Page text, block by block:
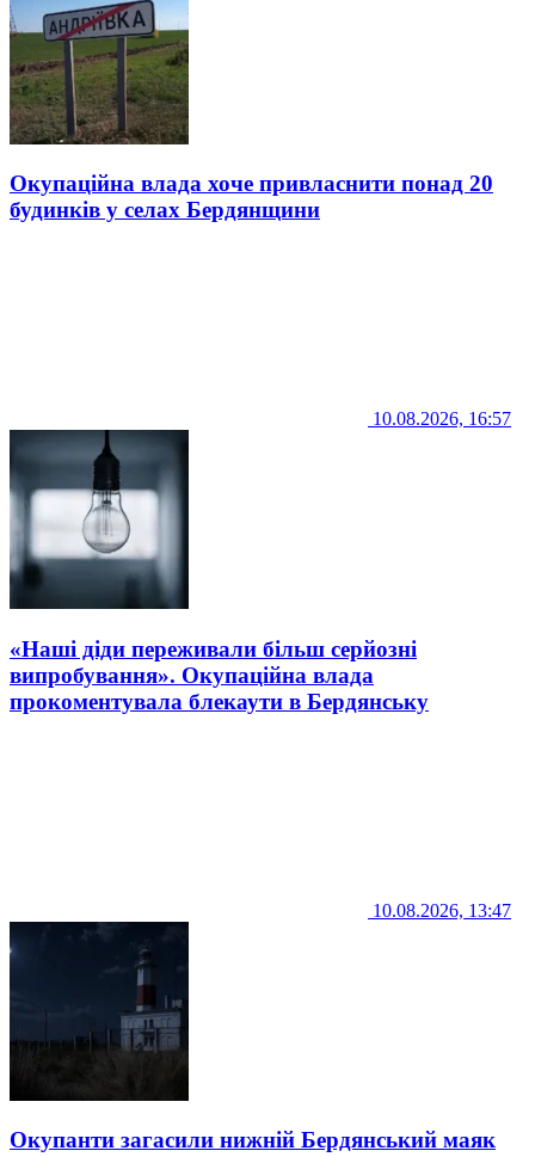
Окупаційна влада хоче привласнити понад 20
будинків у селах Бердянщини
10.08.2026, 16:57
«Наші діди переживали більш серйозні
випробування». Окупаційна влада
прокоментувала блекаути в Бердянську
10.08.2026, 13:47
Окупанти загасили нижній Бердянський маяк